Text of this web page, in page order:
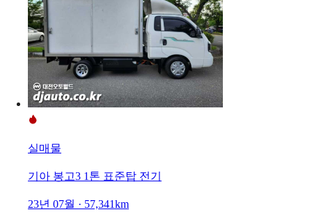
실매물
기아 봉고3 1톤 표준탑 전기
23년 07월 · 57,341km